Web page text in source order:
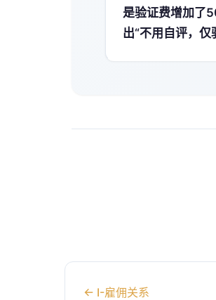
是验证费增加了
出“不用自评，仅
← I-雇佣关系